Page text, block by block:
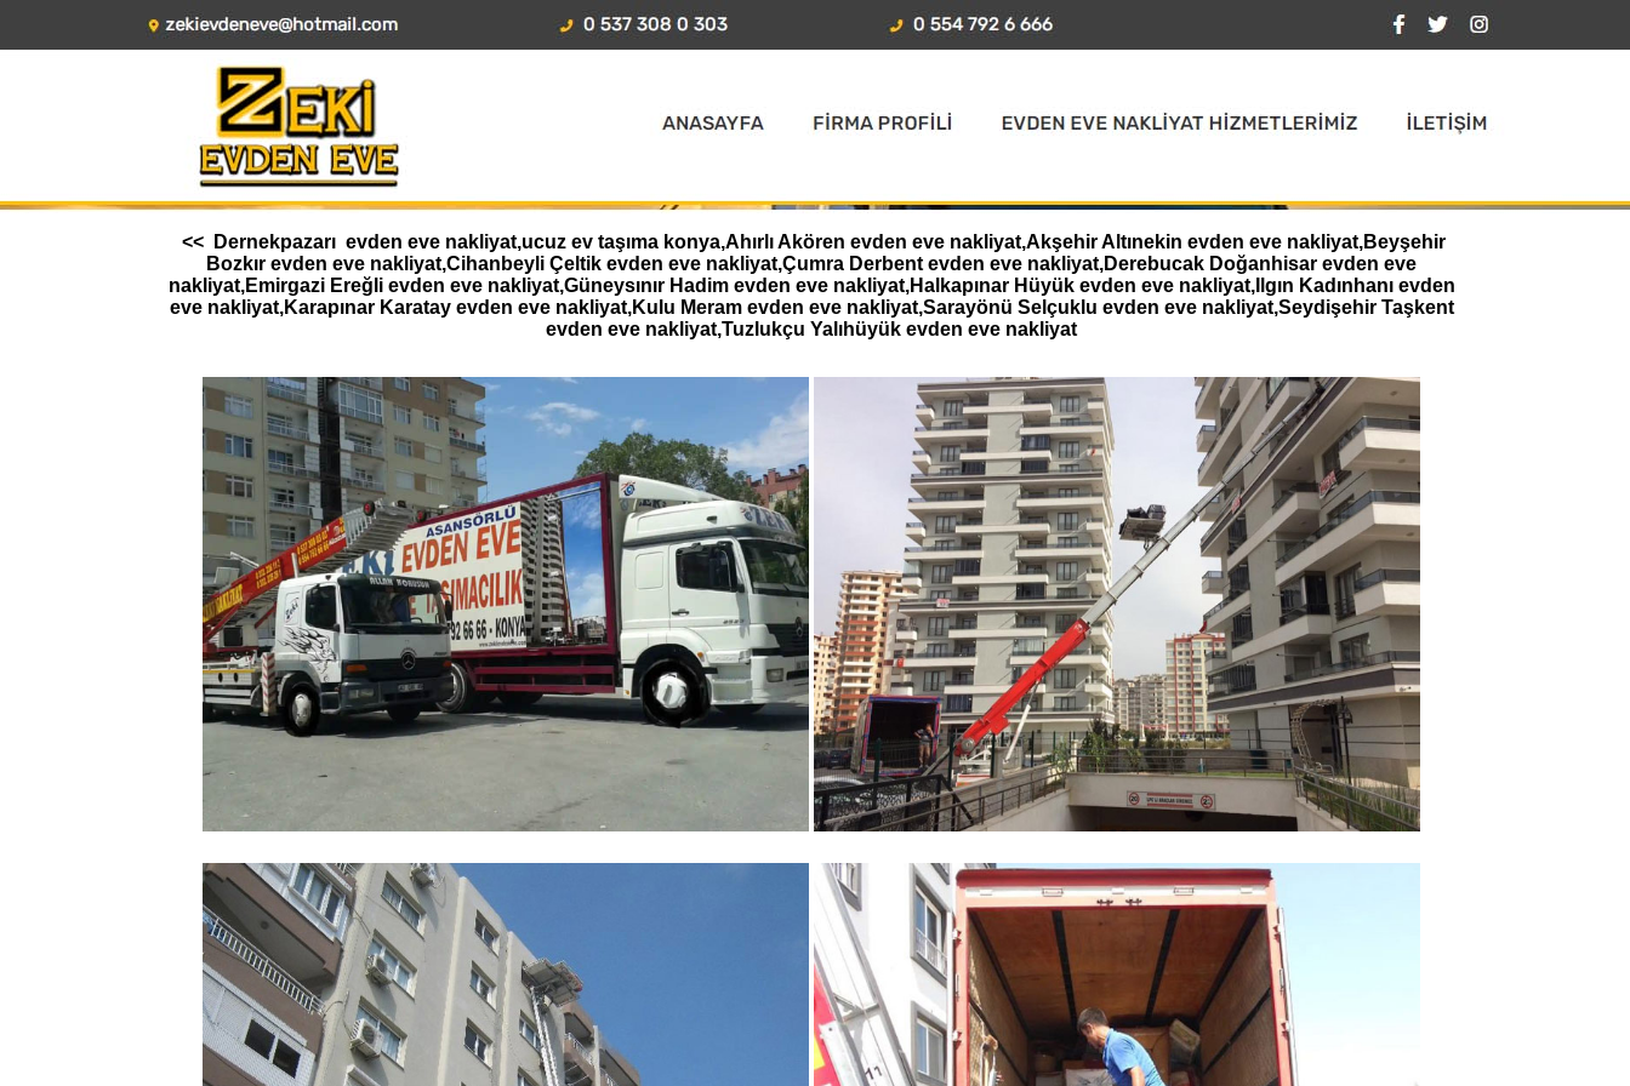
<< Dernekpazarı evden eve nakliyat,ucuz ev taşıma konya,Ahırlı Akören evden eve nakliyat,Akşehir Altınekin evden eve nakliyat,Beyşehir
Bozkır evden eve nakliyat,Cihanbeyli Çeltik evden eve nakliyat,Çumra Derbent evden eve nakliyat,Derebucak Doğanhisar evden eve
nakliyat,Emirgazi Ereğli evden eve nakliyat,Güneysınır Hadim evden eve nakliyat,Halkapınar Hüyük evden eve nakliyat,Ilgın Kadınhanı evden
eve nakliyat,Karapınar Karatay evden eve nakliyat,Kulu Meram evden eve nakliyat,Sarayönü Selçuklu evden eve nakliyat,Seydişehir Taşkent
evden eve nakliyat,Tuzlukçu Yalıhüyük evden eve nakliyat